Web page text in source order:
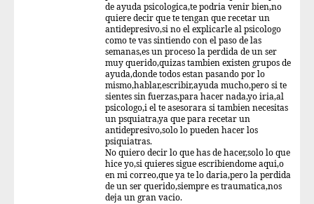
de ayuda psicologica,te podria venir bien,no
quiere decir que te tengan que recetar un
antidepresivo,si no el explicarle al psicologo
como te vas sintiendo con el paso de las
semanas,es un proceso la perdida de un ser
muy querido,quizas tambien existen grupos de
ayuda,donde todos estan pasando por lo
mismo,hablar,escribir,ayuda mucho,pero si te
sientes sin fuerzas,para hacer nada,yo iria,al
psicologo,i el te asesorara si tambien necesitas
un psquiatra,ya que para recetar un
antidepresivo,solo lo pueden hacer los
psiquiatras.
No quiero decir lo que has de hacer,solo lo que
hice yo,si quieres sigue escribiendome aqui,o
en mi correo,que ya te lo daria,pero la perdida
de un ser querido,siempre es traumatica,nos
deja un gran vacio.